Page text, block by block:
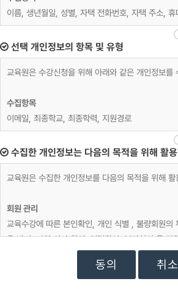
이름, 생년월일, 성별, 자택 전화번호, 자택 주소, 휴
재직자 교육
위 수집항목 포함, 사업장명, 사업장 대표자, 업태,
호, 사업장 주소, 상시근로자 수, 수강료 환급 계좌
개인정보 수집방법
홈페이지(수강신청)
선택 개인정보의 항목 및 유형
교육원은 수강신청을 위해 아래와 같은 개인정보를
수집항목
이메일, 최종학교, 최종학력, 지원경로
수집한 개인정보는 다음의 목적을 위해 활
교육원은 수집한 개인정보를 다음의 목적을 위해 활
회원 관리
교육수강에 따른 본인확인, 개인 식별 , 불량회원의
용 방지, 가입 의사 확인, 연령확인, 불만처리 등 민
취소